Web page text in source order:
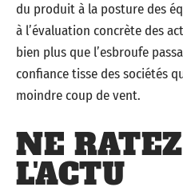
du produit à la posture des
à l’évaluation concrète des
bien plus que l’esbroufe
confiance tisse des sociétés
moindre coup de vent.
NE
L'ACTU